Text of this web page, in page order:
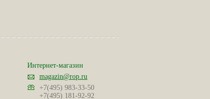
Интернет-магазин
magazin@rop.ru
+7(495) 983-33-50
+7(495) 181-92-92